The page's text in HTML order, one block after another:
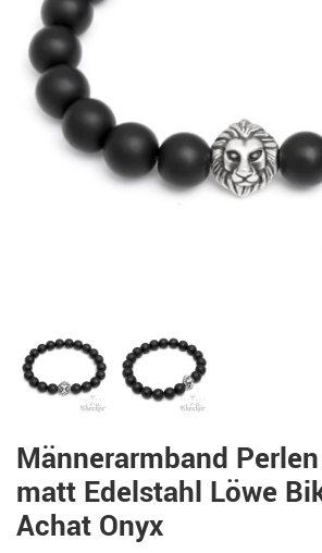
Männerarmband
matt Edelstahl Löwe
Achat Onyx